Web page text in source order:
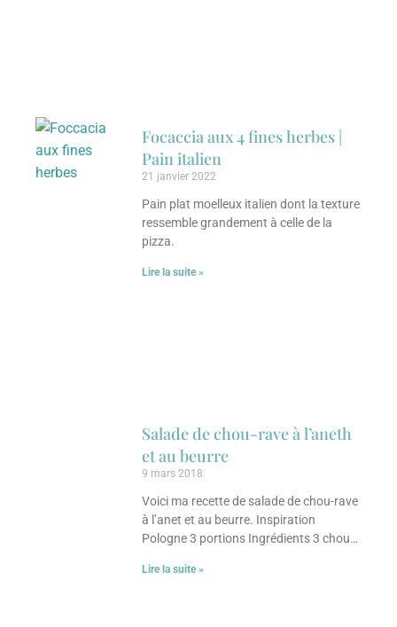
Focaccia aux 4 fines herbes |
Pain italien
21 janvier 2022
Pain plat moelleux italien dont la texture
ressemble grandement à celle de la
pizza.
Lire la suite »
Salade de chou-rave à l’aneth
et au beurre
9 mars 2018
Voici ma recette de salade de chou-rave
à l’anet et au beurre. Inspiration
Pologne 3 portions Ingrédients 3 chou-
Lire la suite »